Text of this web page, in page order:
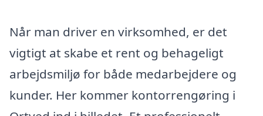
Når man driver en virksomhed, er det
vigtigt at skabe et rent og behageligt
arbejdsmiljø for både medarbejdere og
kunder. Her kommer kontorrengøring i